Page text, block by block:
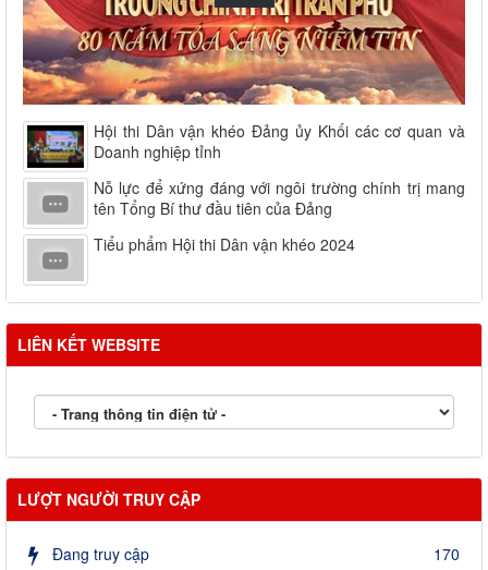
Hội thi Dân vận khéo Đảng ủy Khối các cơ quan và
Doanh nghiệp tỉnh
Nỗ lực để xứng đáng với ngôi trường chính trị mang
tên Tổng Bí thư đầu tiên của Đảng
Tiểu phẩm Hội thi Dân vận khéo 2024
LIÊN KẾT WEBSITE
LƯỢT NGƯỜI TRUY CẬP
Đang truy cập 170